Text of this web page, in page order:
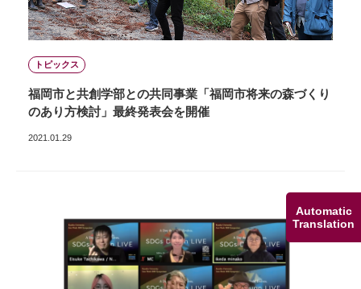
Automatic
Translation
トピックス
福岡市と共創学部との共同事業「福岡市将来の森づくり
のあり方検討」最終発表会を開催
2021.01.29